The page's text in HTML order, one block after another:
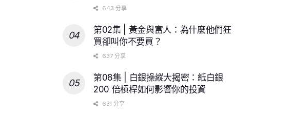
643 分享
第02集 | 黃金與富人：為什麼他們狂
買卻叫你不要買？
637 分享
第08集 | 白銀操縱大揭密：紙白銀
200 倍槓桿如何影響你的投資
631 分享